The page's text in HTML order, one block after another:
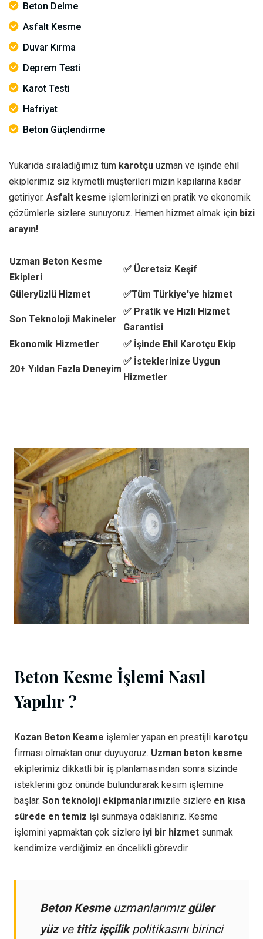
Beton Delme
Asfalt Kesme
Duvar Kırma
Deprem Testi
Karot Testi
Hafriyat
Beton Güçlendirme
Yukarıda sıraladığımız tüm karotçu uzman ve işinde ehil
ekiplerimiz siz kıymetli müşterileri mizin kapılarına kadar
getiriyor. Asfalt kesme işlemlerinizi en pratik ve ekonomik
çözümlerle sizlere sunuyoruz. Hemen hizmet almak için bizi
arayın!
Uzman Beton Kesme
Ekipleri
✅ Ücretsiz Keşif
Güleryüzlü Hizmet ✅Tüm Türkiye'ye hizmet
Son Teknoloji Makineler
✅ Pratik ve Hızlı Hizmet
Garantisi
Ekonomik Hizmetler
✅ İşinde Ehil Karotçu Ekip
20+ Yıldan Fazla Deneyim
✅ İsteklerinize Uygun
Hizmetler
Beton Kesme İşlemi Nasıl
Yapılır ?
Kozan Beton Kesme işlemler yapan en prestijli karotçu
firması olmaktan onur duyuyoruz. Uzman beton kesme
ekiplerimiz dikkatli bir iş planlamasından sonra sizinde
isteklerini göz önünde bulundurarak kesim işlemine
başlar. Son teknoloji ekipmanlarımızile sizlere en kısa
sürede en temiz işi sunmaya odaklanırız. Kesme
işlemini yapmaktan çok sizlere iyi bir hizmet sunmak
kendimize verdiğimiz en öncelikli görevdir.
Beton Kesmeuzmanlarımızgüler
yüzve titiz işçilikpolitikasını birinci